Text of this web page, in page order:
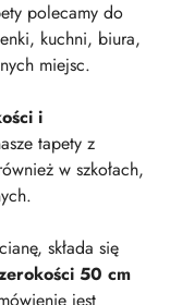
polecamy do
kuchni, biura,
miejsc.
i
tapety z
w szkołach,
składa się
50 cm
jest